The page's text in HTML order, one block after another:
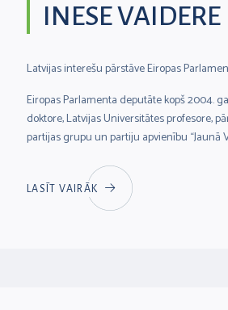
INESE VAIDERE
Latvijas interešu pārstāve Eiropas
Eiropas Parlamenta deputāte kopš 2004.
doktore, Latvijas Universitātes profesore,
partijas grupu un partiju apvienību “Jaunā
LASĪT VAIRĀK